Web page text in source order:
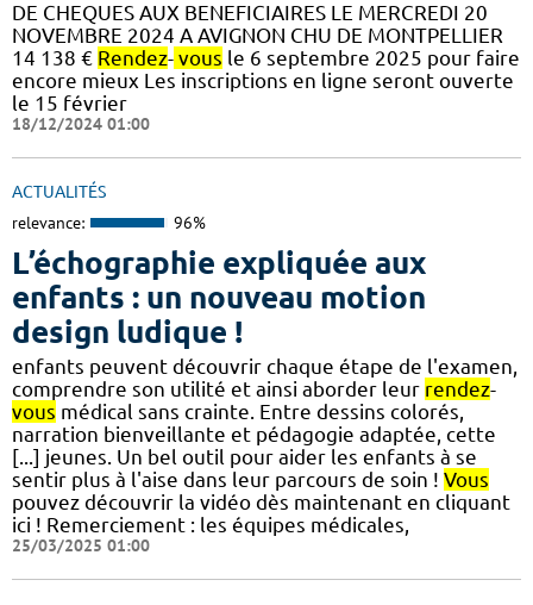
DE CHEQUES AUX BENEFICIAIRES LE MERCREDI 20
NOVEMBRE 2024 A AVIGNON CHU DE MONTPELLIER
14 138 € Rendez- vous le 6 septembre 2025 pour faire
encore mieux Les inscriptions en ligne seront ouverte
le 15 février
18/12/2024 01:00
ACTUALITÉS
relevance: 96%
L’échographie expliquée aux
enfants : un nouveau motion
design ludique !
enfants peuvent découvrir chaque étape de l'examen,
comprendre son utilité et ainsi aborder leur rendez-
vous médical sans crainte. Entre dessins colorés,
narration bienveillante et pédagogie adaptée, cette
[...] jeunes. Un bel outil pour aider les enfants à se
sentir plus à l'aise dans leur parcours de soin ! Vous
pouvez découvrir la vidéo dès maintenant en cliquant
ici ! Remerciement : les équipes médicales,
25/03/2025 01:00